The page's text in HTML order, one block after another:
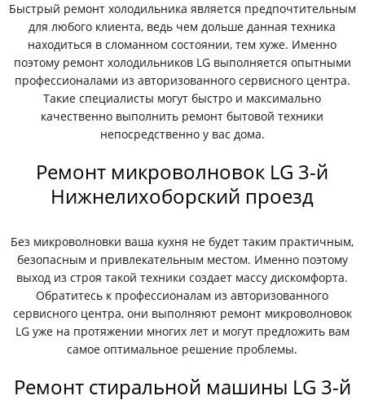
Быстрый ремонт холодильника является предпочтительным
для любого клиента, ведь чем дольше данная техника
находиться в сломанном состоянии, тем хуже. Именно
поэтому ремонт холодильников LG выполняется опытными
профессионалами из авторизованного сервисного центра.
Такие специалисты могут быстро и максимально
качественно выполнить ремонт бытовой техники
непосредственно у вас дома.
Ремонт микроволновок LG 3-й
Нижнелихоборский проезд
Без микроволновки ваша кухня не будет таким практичным,
безопасным и привлекательным местом. Именно поэтому
выход из строя такой техники создает массу дискомфорта.
Обратитесь к профессионалам из авторизованного
сервисного центра, они выполняют ремонт микроволновок
LG уже на протяжении многих лет и могут предложить вам
самое оптимальное решение проблемы.
Ремонт стиральной машины LG 3-й